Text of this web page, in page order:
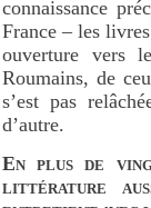
connaissance
France – les
ouverture vers
Roumains, de
s’est pas
d’autre.
EN PLUS DE
LITTÉRATURE